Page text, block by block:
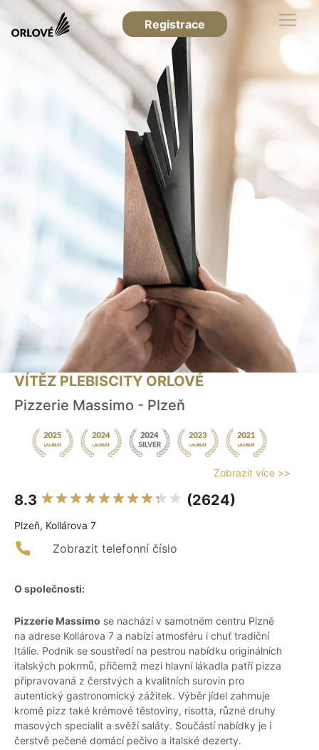
Registrace
VÍTĚZ PLEBISCITY ORLOVÉ
Pizzerie Massimo - Plzeň
Zobrazit více >>
8.3 (2624)
Plzeň, Kollárova 7
Zobrazit telefonní číslo
O společnosti:
Pizzerie Massimo se nachází v samotném centru Plzně
na adrese Kollárova 7 a nabízí atmosféru i chuť tradiční
Itálie. Podnik se soustředí na pestrou nabídku originálních
italských pokrmů, přičemž mezi hlavní lákadla patří pizza
připravovaná z čerstvých a kvalitních surovin pro
autentický gastronomický zážitek. Výběr jídel zahrnuje
kromě pizz také krémové těstoviny, risotta, různé druhy
masových specialit a svěží saláty. Součástí nabídky je i
čerstvě pečené domácí pečivo a italské dezerty.